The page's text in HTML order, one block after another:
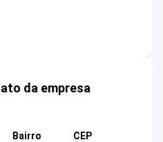
da empresa
Bairro
CEP